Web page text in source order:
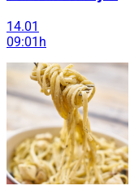
14.01
09:01h